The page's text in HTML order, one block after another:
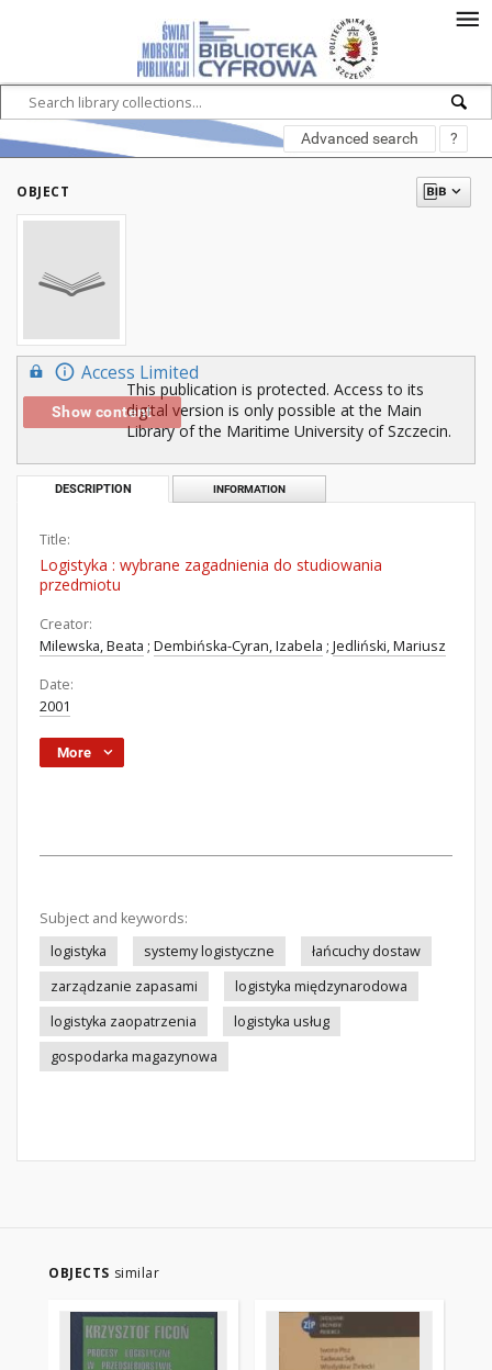
Advanced search ?
OBJECT
Access Limited
Show content
This publication is protected. Access to its
digital version is only possible at the Main
Library of the Maritime University of Szczecin.
DESCRIPTION INFORMATION
Title:
Logistyka : wybrane zagadnienia do studiowania
przedmiotu
Creator:
Milewska, Beata ; Dembińska-Cyran, Izabela ; Jedliński, Mariusz
Date:
2001
More
Subject and keywords:
logistyka
systemy logistyczne
łańcuchy dostaw
zarządzanie zapasami
logistyka międzynarodowa
logistyka zaopatrzenia
logistyka usług
gospodarka magazynowa
OBJECTS similar